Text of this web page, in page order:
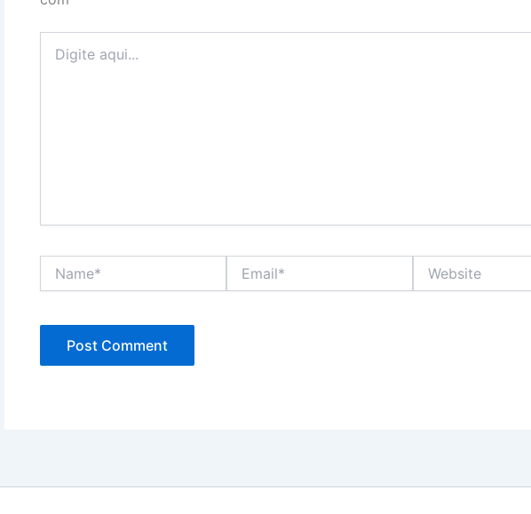
aqui...